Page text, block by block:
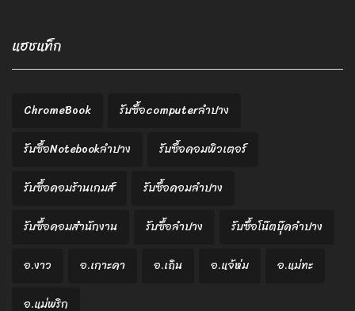
แฮชแท็ก
ChromeBook
รับซื้อcomputerลำปาง
รับซื้อNotebookลำปาง
รับซื้อคอมพิวเตอร์
รับซื้อคอมร้านเกมส์
รับซื้อคอมลำปาง
รับซื้อคอมสำนักงาน
รับซื้อลำปาง
รับซื้อโน๊ตบุ๊คลำปาง
อ.งาว
อ.เกาะคา อ.เถิน อ.แจ้ห่ม
อ.แม่ทะ
อ.แม่พริก